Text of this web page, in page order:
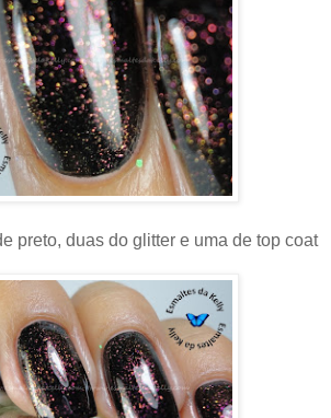
preto, duas do glitter e uma de top coat